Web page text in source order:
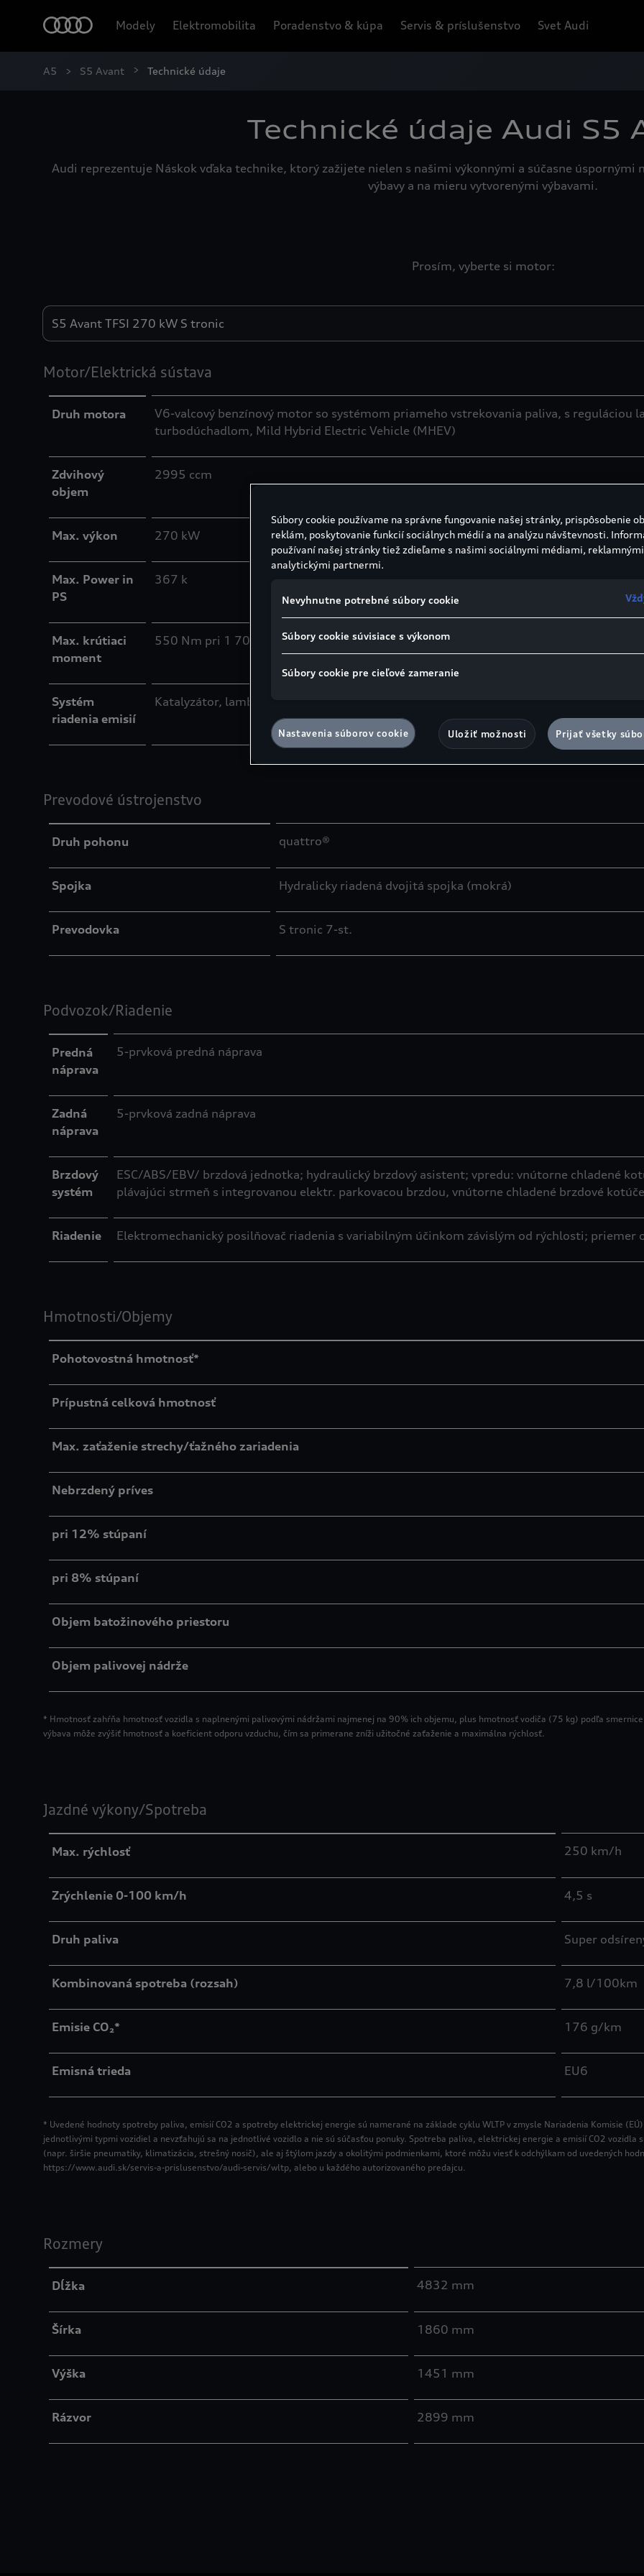
Modely Elektromobilita Poradenstvo & kúpa Servis & príslušenstvo Svet Audi
A5 S5 Avant Technické údaje
Technické údaje Audi S5
Audi reprezentuje Náskok vďaka technike, ktorý zažijete nielen s našimi výkonnými a súčasne
výbavy a na mieru vytvorenými výbavami.
Prosím, vyberte si motor:
Engines
Motor/Elektrická sústava
Druh motora
V6-valcový benzínový motor so systémom priameho vstrekovania paliva, s reguláciou
turbodúchadlom, Mild Hybrid Electric Vehicle (MHEV)
Zdvihový
objem
2995 ccm
Max. výkon 270 kW
Max. Power in
PS
367 k
Max. krútiaci
moment
550 Nm pri 1 700 - 4 000 min⁻¹
Systém
riadenia emisií
Katalyzátor, lambda sonda, filter pevných častíc benzínu
Prevodové ústrojenstvo
Druh pohonu quattro®
Spojka Hydralicky riadená dvojitá spojka (mokrá)
Prevodovka S tronic 7-st.
Podvozok/Riadenie
Predná
náprava
5-prvková predná náprava
Zadná
náprava
5-prvková zadná náprava
Brzdový
systém
ESC/ABS/EBV/ brzdová jednotka; hydraulický brzdový asistent; vpredu: vnútorne chladené
plávajúci strmeň s integrovanou elektr. parkovacou brzdou, vnútorne chladené brzdové kotúče
Riadenie Elektromechanický posilňovač riadenia s variabilným účinkom závislým od rýchlosti; priemer
Hmotnosti/Objemy
Pohotovostná hmotnosť*
Prípustná celková hmotnosť
Max. zaťaženie strechy/ťažného zariadenia
Nebrzdený príves
pri 12% stúpaní
pri 8% stúpaní
Objem batožinového priestoru
Objem palivovej nádrže
* Hmotnosť zahŕňa hmotnosť vozidla s naplnenými palivovými nádržami najmenej na 90% ich objemu, plus hmotnosť vodiča (75 kg) podľa
výbava môže zvýšiť hmotnosť a koeficient odporu vzduchu, čím sa primerane zníži užitočné zaťaženie a maximálna rýchlosť.
Jazdné výkony/Spotreba
Max. rýchlosť 250 km/h
Zrýchlenie 0-100 km/h 4,5 s
Druh paliva Super
Kombinovaná spotreba (rozsah) 7,8 l/100km
Emisie CO₂* 176 g/km
Emisná trieda EU6
* Uvedené hodnoty spotreby paliva, emisií CO2 a spotreby elektrickej energie sú namerané na základe cyklu WLTP v zmysle Nariadenia Komisie
jednotlivými typmi vozidiel a nevzťahujú sa na jednotlivé vozidlo a nie sú súčasťou ponuky. Spotreba paliva, elektrickej energie a emisií CO2
(napr. širšie pneumatiky, klimatizácia, strešný nosič), ale aj štýlom jazdy a okolitými podmienkami, ktoré môžu viesť k odchýlkam od uvedených
https://www.audi.sk/servis-a-prislusenstvo/audi-servis/wltp, alebo u každého autorizovaného predajcu.
Rozmery
Dĺžka 4832 mm
Šírka 1860 mm
Výška 1451 mm
Rázvor 2899 mm
Súbory cookie používame na správne fungovanie našej stránky, prispôsobenie
reklám, poskytovanie funkcií sociálnych médií a na analýzu návštevnosti.
používaní našej stránky tiež zdieľame s našimi sociálnymi médiami,
analytickými partnermi.
Nevyhnutne potrebné súbory cookie
Súbory cookie súvisiace s výkonom
Súbory cookie pre cieľové zameranie
Nastavenia súborov cookie Uložiť možnosti Prijať všetky